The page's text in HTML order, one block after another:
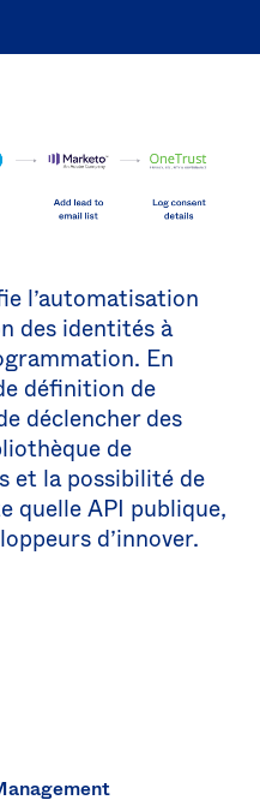
l’automatisation
des identités à
En
définition de
déclencher des
de
et la possibilité de
quelle API publique,
d’innover.